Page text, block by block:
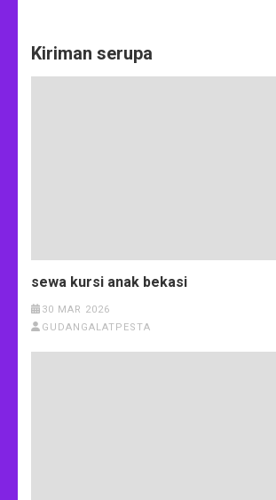
Kiriman serupa
sewa kursi anak bekasi
30 MAR 2026
GUDANGALATPESTA